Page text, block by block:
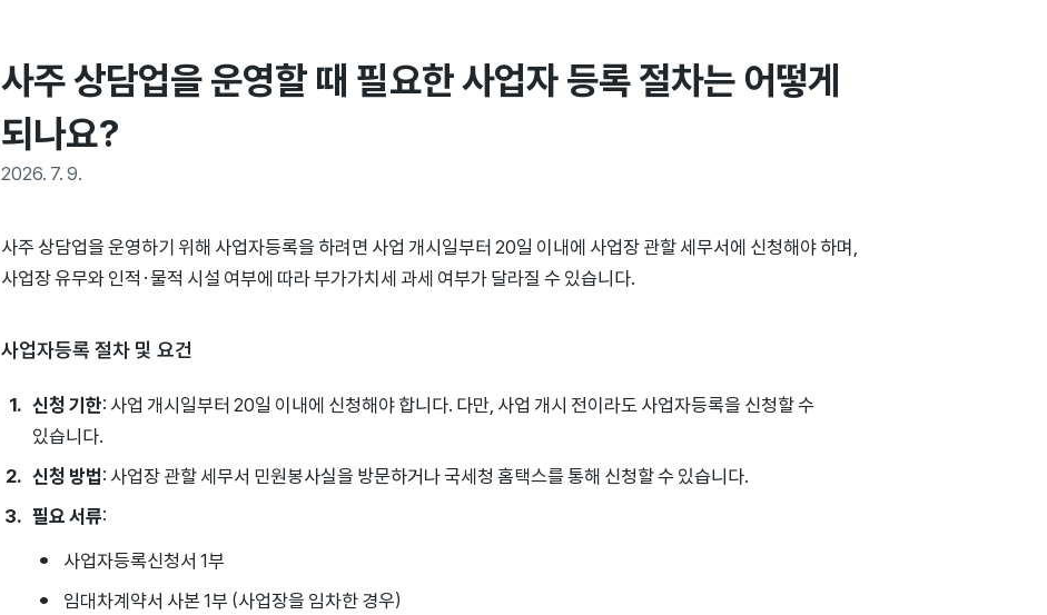
사주 상담업을 운영할 때 필요한 사업자 등록 절차는 어떻게
되나요?
2026. 7. 9.
사주 상담업을 운영하기 위해 사업자등록을 하려면 사업 개시일부터 20일 이내에 사업장 관할 세무서에 신청해야 하며,
사업장 유무와 인적·물적 시설 여부에 따라 부가가치세 과세 여부가 달라질 수 있습니다.
사업자등록 절차 및 요건
신청 기한: 사업 개시일부터 20일 이내에 신청해야 합니다. 다만, 사업 개시 전이라도 사업자등록을 신청할 수
있습니다.
신청 방법: 사업장 관할 세무서 민원봉사실을 방문하거나 국세청 홈택스를 통해 신청할 수 있습니다.
필요 서류:
사업자등록신청서 1부
임대차계약서 사본 1부 (사업장을 임차한 경우)